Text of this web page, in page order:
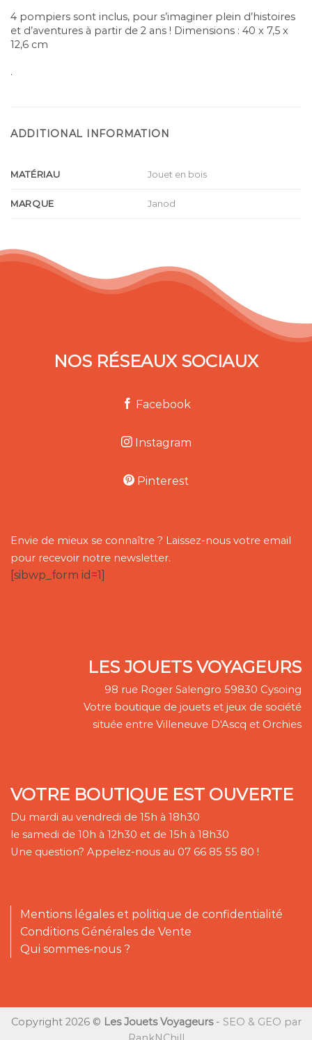
4 pompiers sont inclus, pour s’imaginer plein d’histoires
et d’aventures à partir de 2 ans ! Dimensions : 40 x 7,5 x
12,6 cm
.
ADDITIONAL INFORMATION
MATÉRIAU Jouet en bois
MARQUE Janod
NOS RÉSEAUX SOCIAUX
Facebook
Instagram
Pinterest
Envie de mieux se connaître ? Laissez-nous votre email
pour recevoir notre newsletter.
[sibwp_form id=1]
LES JOUETS VOYAGEURS
98 rue Roger Salengro 59830 Cysoing
Votre boutique de jouets et jeux de société
située entre Villeneuve D'Ascq et Orchies
VOTRE BOUTIQUE EST OUVERTE
Du mardi au vendredi de 15h à 18h30
le samedi de 10h à 12h30 et de 15h à 18h30
Une question? Appelez-nous au 07 66 85 55 80 !
Mentions légales et politique de confidentialité
Conditions Générales de Vente
Qui sommes-nous ?
Copyright 2026 © Les Jouets Voyageurs- SEO & GEO par